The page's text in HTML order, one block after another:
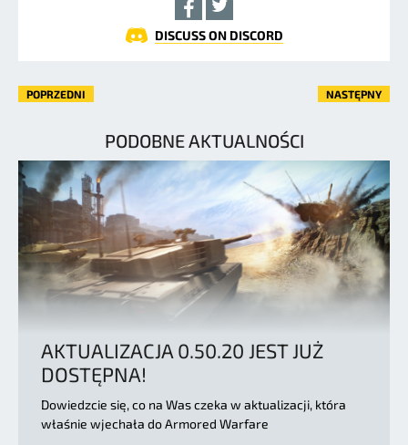
DISCUSS ON DISCORD
POPRZEDNI NASTĘPNY
PODOBNE AKTUALNOŚCI
AKTUALIZACJA 0.50.20 JEST JUŻ
DOSTĘPNA!
Dowiedzcie się, co na Was czeka w aktualizacji, która
właśnie wjechała do Armored Warfare